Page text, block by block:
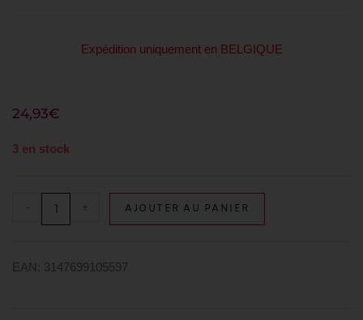
Expédition uniquement en BELGIQUE
24,93€
3 en stock
- + AJOUTER AU PANIER
EAN: 3147699105597